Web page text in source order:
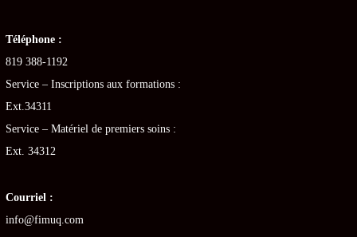
Téléphone :
819 388-1192
Service – Inscriptions aux formations :
Ext.34311
Service – Matériel de premiers soins :
Ext. 34312
Courriel :
info@fimuq.com